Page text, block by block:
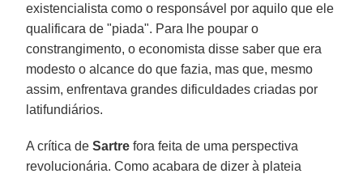
existencialista como o responsável por aquilo que ele
qualificara de "piada". Para lhe poupar o
constrangimento, o economista disse saber que era
modesto o alcance do que fazia, mas que, mesmo
assim, enfrentava grandes dificuldades criadas por
latifundiários.
A crítica deSartre fora feita de uma perspectiva
revolucionária. Como acabara de dizer à plateia